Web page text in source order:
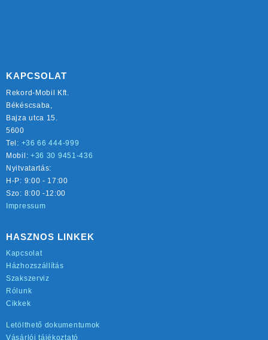
KAPCSOLAT
Rekord-Mobil Kft.
Békéscsaba,
Bajza utca 15.
5600
Tel: +36 66 444-999
Mobil: +36 30 9451-436
Nyitvatartás:
H-P: 9:00 - 17:00
Szo: 8:00 -12:00
Impressum
HASZNOS LINKEK
Kapcsolat
Házhozszállítás
Szakszerviz
Rólunk
Cikkek
Letölthető dokumentumok
Vásárlói tájékoztató